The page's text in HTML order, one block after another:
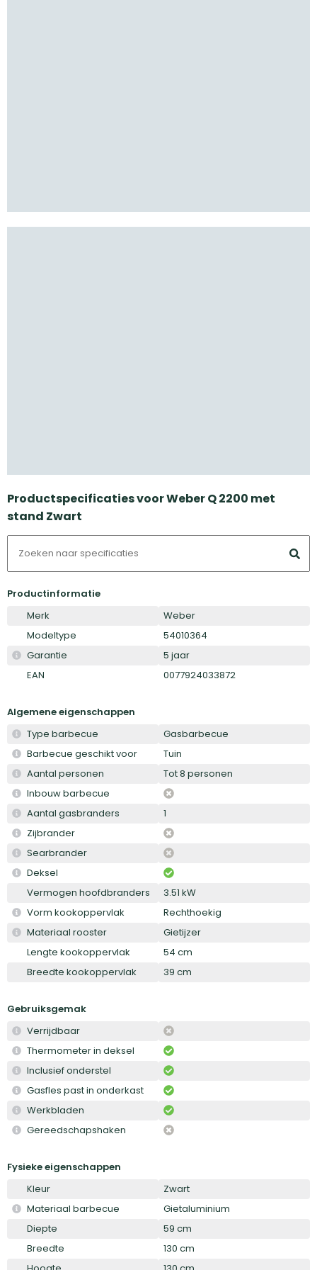
Productspecificaties voor Weber Q 2200 met
stand Zwart
Productinformatie
Merk
Weber
Modeltype
54010364
Garantie
5 jaar
EAN
0077924033872
Algemene eigenschappen
Type barbecue
Gasbarbecue
Barbecue geschikt voor
Tuin
Aantal personen
Tot 8 personen
Inbouw barbecue
Aantal gasbranders
1
Zijbrander
Searbrander
Deksel
Vermogen hoofdbranders
3.51 kW
Vorm kookoppervlak
Rechthoekig
Materiaal rooster
Gietijzer
Lengte kookoppervlak
54 cm
Breedte kookoppervlak
39 cm
Gebruiksgemak
Verrijdbaar
Thermometer in deksel
Inclusief onderstel
Gasfles past in onderkast
Werkbladen
Gereedschapshaken
Fysieke eigenschappen
Kleur
Zwart
Materiaal barbecue
Gietaluminium
Diepte
59 cm
Breedte
130 cm